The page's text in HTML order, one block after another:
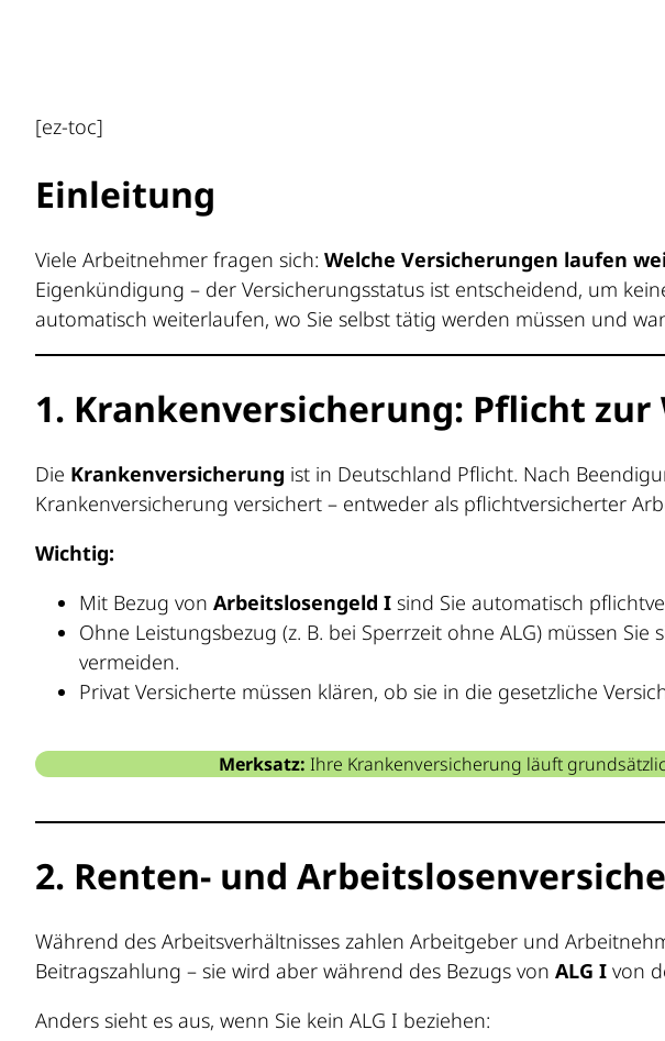
[ez-toc]
Einleitung
Viele Arbeitnehmer fragen sich: Welche Versicherungen laufen
Eigenkündigung – der Versicherungsstatus ist entscheidend, um
automatisch weiterlaufen, wo Sie selbst tätig werden müssen und
1. Krankenversicherung: Pflicht
Die Krankenversicherung ist in Deutschland Pflicht. Nach
Krankenversicherung versichert – entweder als pflichtversicherter
Wichtig:
Mit Bezug von Arbeitslosengeld I sind Sie automatisch
Ohne Leistungsbezug (z. B. bei Sperrzeit ohne ALG) müssen
vermeiden.
Privat Versicherte müssen klären, ob sie in die gesetzliche
Merksatz: Ihre Krankenversicherung läuft
2. Renten- und
Während des Arbeitsverhältnisses zahlen Arbeitgeber und
Beitragszahlung – sie wird aber während des Bezugs von ALG I von
Anders sieht es aus, wenn Sie kein ALG I beziehen: